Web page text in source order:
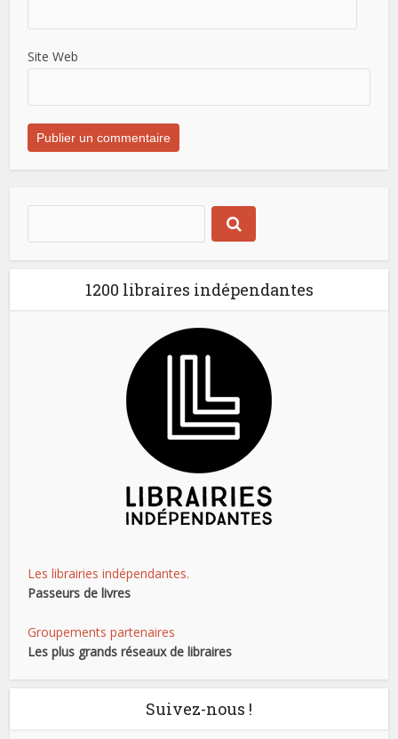
Site Web
1200 libraires indépendantes
Les librairies indépendantes.
Passeurs de livres
Groupements partenaires
Les plus grands réseaux de libraires
Suivez-nous !